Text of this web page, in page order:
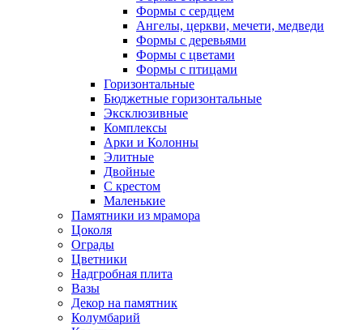
Формы с сердцем
Ангелы, церкви, мечети, медведи
Формы с деревьями
Формы с цветами
Формы с птицами
Горизонтальные
Бюджетные горизонтальные
Эксклюзивные
Комплексы
Арки и Колонны
Элитные
Двойные
С крестом
Маленькие
Памятники из мрамора
Цоколя
Ограды
Цветники
Надгробная плита
Вазы
Декор на памятник
Колумбарий